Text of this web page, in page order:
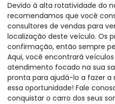
Devido à alta rotatividade do
recomendamos que você
consultores de vendas para
localização deste veículo. Os
confirmação, então sempre
Aqui, você encontrará
atendimento focado na sua
pronta para ajudá-lo a fazer a
essa oportunidade! Fale
conquistar o carro dos seus